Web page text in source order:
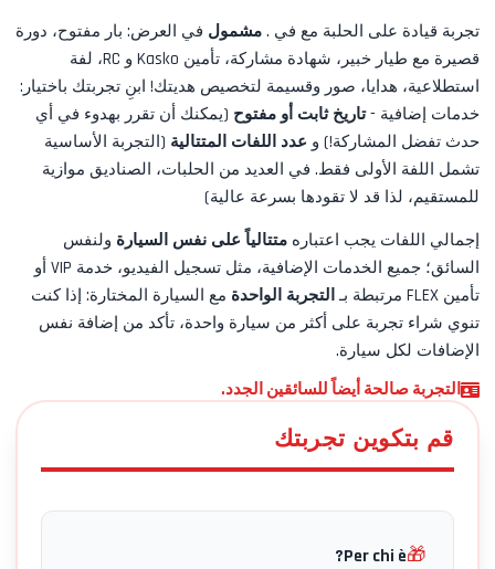
تجربة قيادة على الحلبة مع في . مشمول في العرض: بار مفتوح، دورة
قصيرة مع طيار خبير، شهادة مشاركة، تأمين Kasko و RC، لفة
استطلاعية، هدايا، صور وقسيمة لتخصيص هديتك! ابنِ تجربتك باختيار:
خدمات إضافية -تاريخ ثابت أو مفتوح (يمكنك أن تقرر بهدوء في أي
حدث تفضل المشاركة!) و عدد اللفات المتتالية (التجربة الأساسية
تشمل اللفة الأولى فقط. في العديد من الحلبات، الصناديق موازية
للمستقيم، لذا قد لا تقودها بسرعة عالية)
إجمالي اللفات يجب اعتباره متتالياً على نفس السيارة ولنفس
السائق؛ جميع الخدمات الإضافية، مثل
تسجيل الفيديو، خدمة VIP أو
تأمين FLEX
مرتبطة بـالتجربة الواحدة مع السيارة المختارة: إذا كنت
تنوي شراء تجربة على أكثر من سيارة واحدة، تأكد من إضافة نفس
الإضافات لكل سيارة.
التجربة صالحة أيضاً للسائقين الجدد.
قم بتكوين تجربتك
🎁
Per chi è?